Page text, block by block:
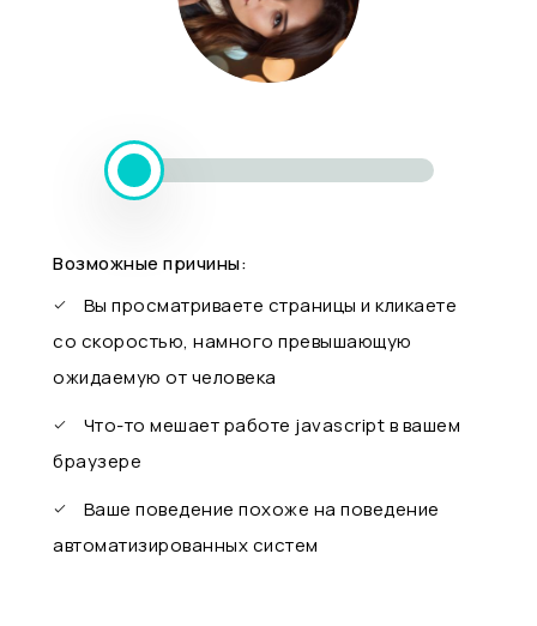
Возможные причины:
Вы просматриваете страницы и кликаете
со скоростью, намного превышающую
ожидаемую от человека
Что-то мешает работе javascript в вашем
браузере
Ваше поведение похоже на поведение
автоматизированных систем